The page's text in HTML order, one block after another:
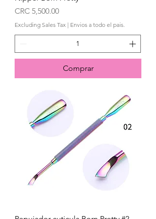
Price
CRC 5,500.00
Excluding Sales Tax | Envios a todo el pais.
Comprar